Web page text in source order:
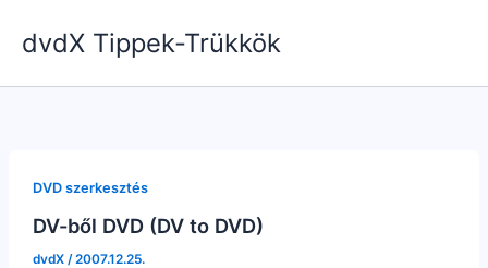
dvdX Tippek-Trükkök
DVD szerkesztés
DV-ből DVD (DV to DVD)
dvdX /2007.12.25.